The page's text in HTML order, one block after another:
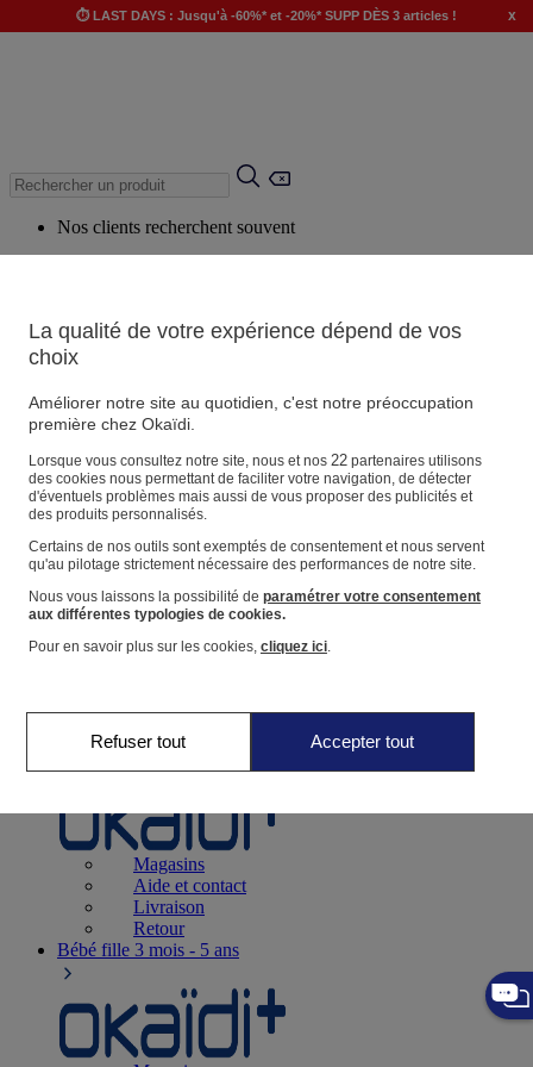
⏱️ LAST DAYS : Jusqu'à -60%* et -20%* SUPP DÈS 3 articles ! x
Nos clients recherchent souvent
Produits suggérés
Voir tous les produits
Magasin
Vos informations personnelles
Suivre une commande
Panier
Favoris
Naissance0-12 mois
Magasins
Aide et contact
Livraison
Retour
Bébé fille 3 mois - 5 ans
La qualité de votre expérience dépend de vos
choix
Améliorer notre site au quotidien, c'est notre préoccupation
première chez Okaïdi.
Lorsque vous consultez notre site, nous et nos 22partenaires utilisons
des cookies nous permettant de faciliter votre navigation, de détecter
d'éventuels problèmes mais aussi de vous proposer des publicités et
des produits personnalisés.
Certains de nos outils sont exemptés de consentement et nous servent
qu'au pilotage strictement nécessaire des performances de notre site.
Nous vous laissons la possibilité de paramétrer votre consentement
aux différentes typologies de cookies.
Pour en savoir plus sur les cookies, cliquez ici.
Refuser tout Accepter tout